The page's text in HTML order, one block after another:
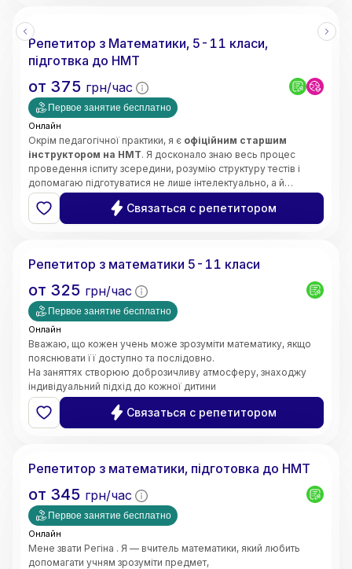
дошки)
• Орієнтація на результат і прогрес учнів
Репетитор з Математики, 5-11 класи,
підготвка до НМТ
от 375 грн/час
Первое занятие бесплатно
Онлайн
Окрім педагогічної практики, я є офіційним старшим
інструктором на НМТ. Я досконало знаю весь процес
проведення іспиту зсередини, розумію структуру тестів і
допомагаю підготуватися не лише інтелектуально, а й
психологічно — без страху та паніки.
Щиро люблю свій предмет і люблю своїх учнів. Моє головне
завдання —
зробити все важке, складне та страшне в
математиці легким, простим і зрозумілим для вашої
роками системою:
Приклади(наочний розбір) ➡️
(до
повної впевненості учня).
Связаться с репетитором
Репетитор з математики 5-11 класи
от 325 грн/час
Первое занятие бесплатно
Онлайн
Вважаю, що кожен учень може зрозуміти математику, якщо
пояснювати її доступно та послідовно.
На заняттях створюю доброзичливу атмосферу, знаходжу
індивідуальний підхід до кожної дитини
та пояснюю навіть складні теми простими словами. Моє
завдання — не лише допомогти отримати високі оцінки,
а й сформувати логічне мислення, впевненість у власних
математики в закладі загальної середньої освіти.
учнями. Працюю з учнями 5–11 класів,
допомагаю покращити знання, ліквідувати прогалини,
підготуватися до контрольних робіт та інших видів
оцінювання.
Связаться с репетитором
Репетитор з математики, підготовка до НМТ
от 345 грн/час
Первое занятие бесплатно
Онлайн
Мене звати Регіна . Я — вчитель математики, який любить
допомагати учням зрозуміти предмет,